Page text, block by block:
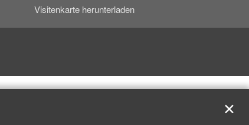
Visitenkarte herunterladen
✕